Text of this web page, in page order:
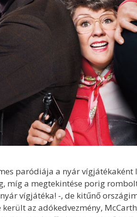
paródiája a nyár
míg a megtekintése porig
vígjátéka! -, de kitűnő
az adókedvezmény,